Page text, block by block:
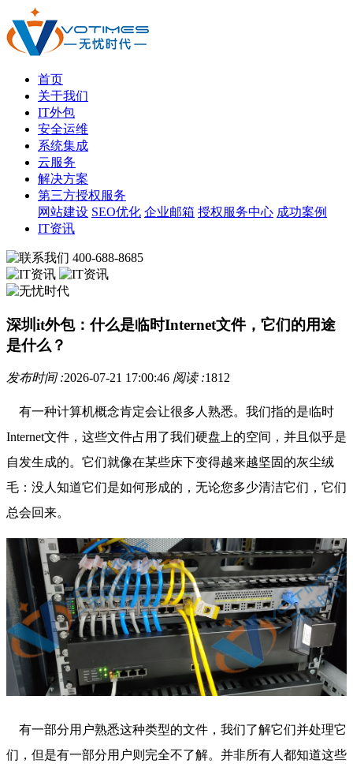
首页
关于我们
IT外包
安全运维
系统集成
云服务
解决方案
第三方授权服务
网站建设 SEO优化 企业邮箱 授权服务中心 成功案例
IT资讯
400-688-8685
深圳it外包：什么是临时Internet文件，它们的用途
是什么？
发布时间 :2026-07-21 17:00:46 阅读 :1812
有一种计算机概念肯定会让很多人熟悉。我们指的是临时
Internet文件，这些文件占用了我们硬盘上的空间，并且似乎是
自发生成的。它们就像在某些床下变得越来越坚固的灰尘绒
毛：没人知道它们是如何形成的，无论您多少清洁它们，它们
总会回来。
有一部分用户熟悉这种类型的文件，我们了解它们并处理它
们，但是有一部分用户则完全不了解。并非所有人都知道这些